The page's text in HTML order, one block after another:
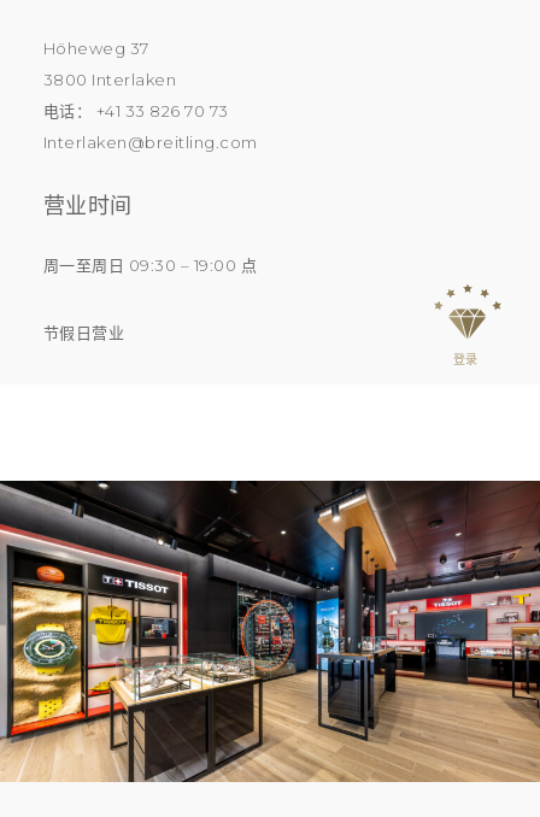
Höheweg 37
3800 Interlaken
电话： +41 33 826 70 73
Interlaken@breitling.com
营业时间
周一至周日 09:30 – 19:00 点
节假日营业